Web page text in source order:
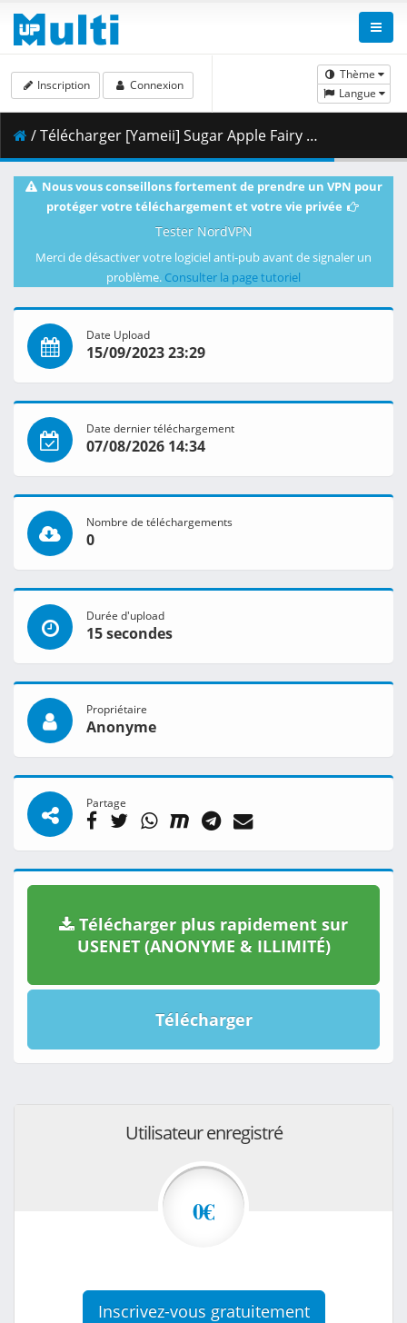
Thème
Langue
Inscription Connexion
/ Télécharger [Yameii] Sugar Apple Fairy Tale - S01E21 [English Dub] [CR WEB-DL 720p] [B60D030B].mkv.002 ( 333.92 MB )
Nous vous conseillons fortement de prendre un VPN pour
protéger votre téléchargement et votre vie privée
Tester NordVPN
Merci de désactiver votre logiciel anti-pub avant de signaler un
problème. Consulter la page tutoriel
Date Upload
15/09/2023 23:29
Date dernier téléchargement
07/08/2026 14:34
Nombre de téléchargements
0
Durée d'upload
15 secondes
Propriétaire
Anonyme
Partage
Télécharger plus rapidement sur
USENET (ANONYME & ILLIMITÉ)
Télécharger
Utilisateur enregistré
0€
Inscrivez-vous gratuitement